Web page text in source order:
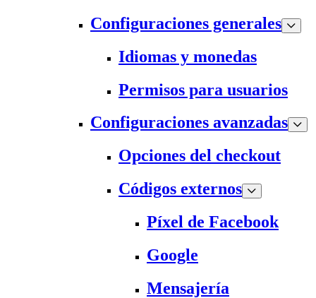
Configuraciones generales
Idiomas y monedas
Permisos para usuarios
Configuraciones avanzadas
Opciones del checkout
Códigos externos
Píxel de Facebook
Google
Mensajería